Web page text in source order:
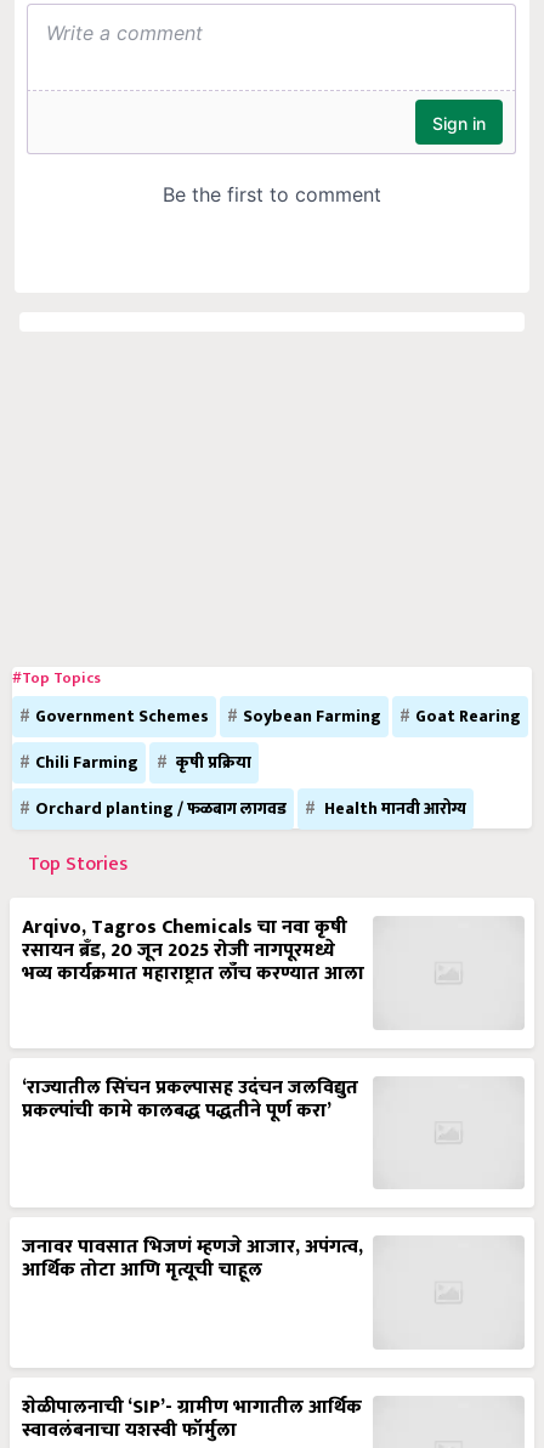
#Top Topics
Government Schemes Soybean Farming
Goat Rearing
Chili Farming
कृषी प्रक्रिया
Orchard planting / फळबाग लागवड
Health मानवी आरोग्य
Top Stories
Arqivo, Tagros Chemicals चा नवा कृषी
रसायन ब्रँड, 20 जून 2025 रोजी नागपूरमध्ये
भव्य कार्यक्रमात महाराष्ट्रात लाँच करण्यात आला
‘राज्यातील सिंचन प्रकल्पासह उदंचन जलविद्युत
प्रकल्पांची कामे कालबद्ध पद्धतीने पूर्ण करा’
जनावर पावसात भिजणं म्हणजे आजार, अपंगत्व,
आर्थिक तोटा आणि मृत्यूची चाहूल
शेळीपालनाची ‘SIP’- ग्रामीण भागातील आर्थिक
स्वावलंबनाचा यशस्वी फॉर्मुला